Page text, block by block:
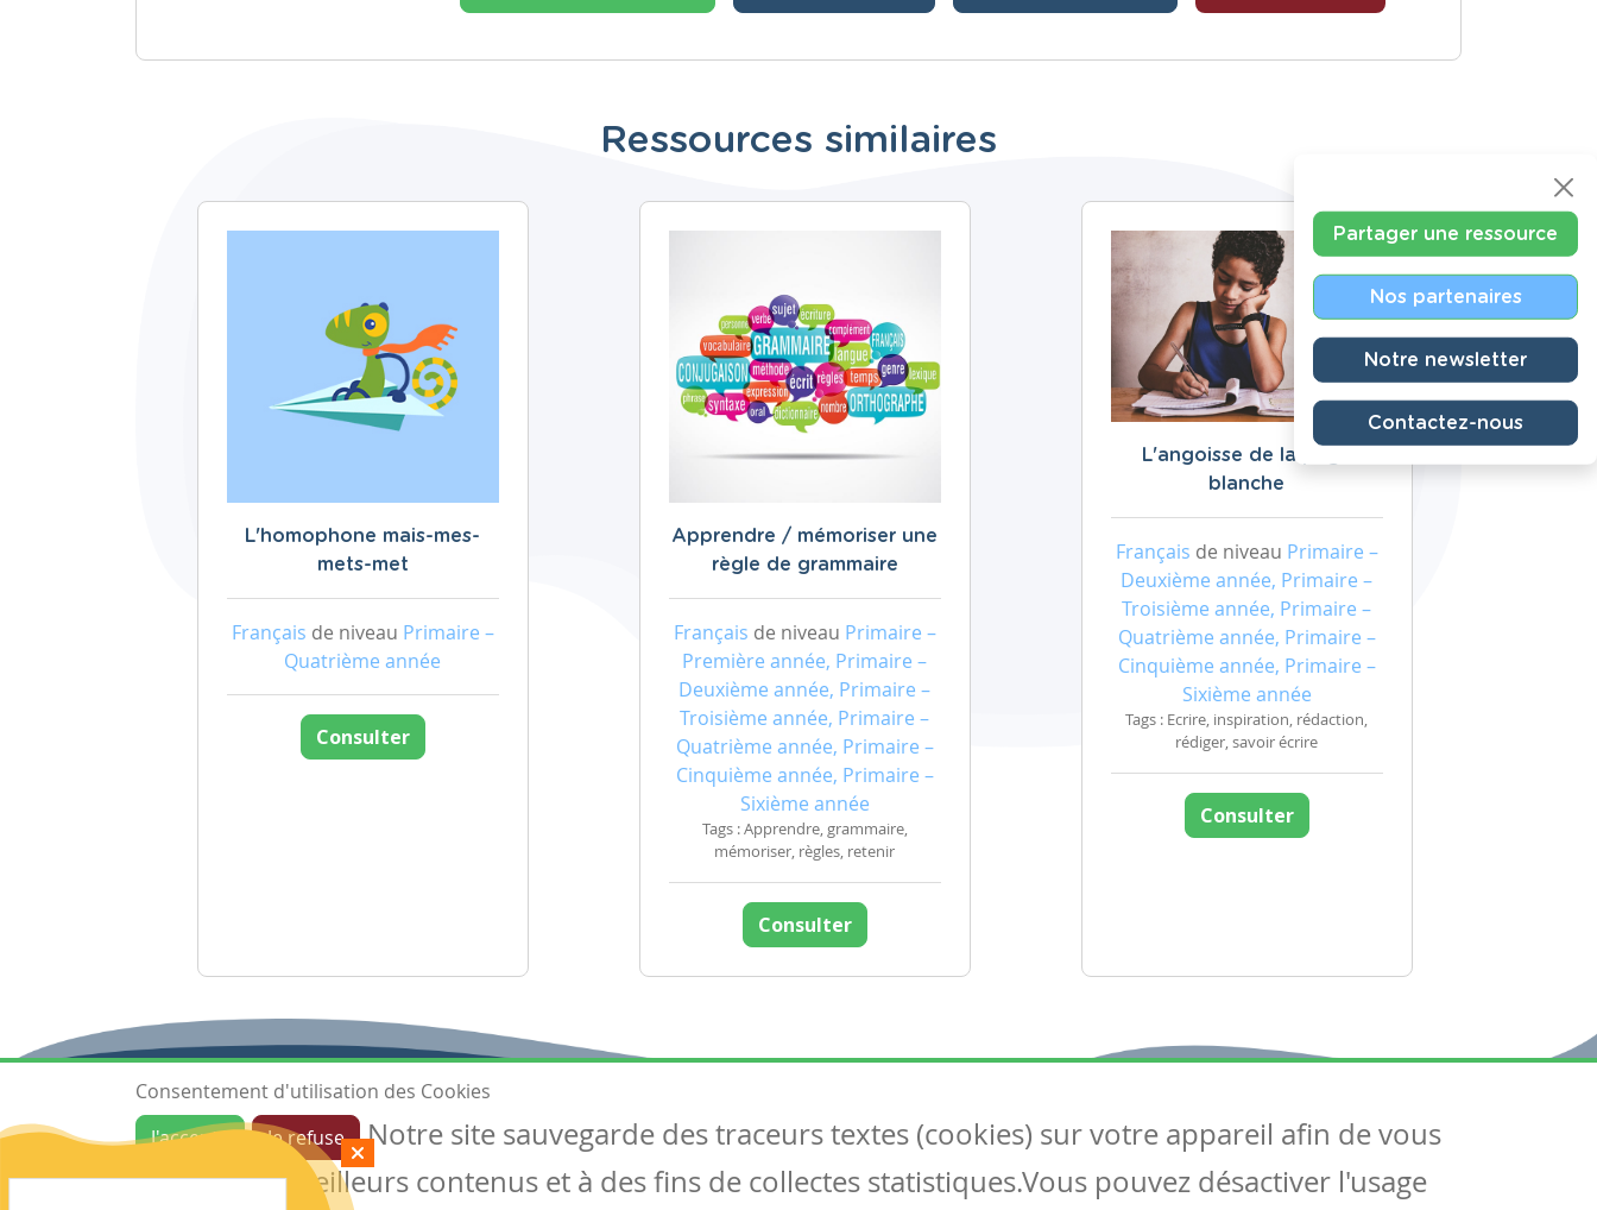
Ressources similaires
L'homophone mais-mes-
mets-met
Français de niveau Primaire –
Quatrième année
Consulter
Apprendre / mémoriser une
règle de grammaire
Français de niveau Primaire –
Première année, Primaire –
Deuxième année, Primaire –
Troisième année, Primaire –
Quatrième année, Primaire –
Cinquième année, Primaire –
Sixième année
Tags : Apprendre, grammaire,
mémoriser, règles, retenir
Consulter
L'angoisse de la page
blanche
Français de niveau Primaire –
Deuxième année, Primaire –
Troisième année, Primaire –
Quatrième année, Primaire –
Cinquième année, Primaire –
Sixième année
Tags : Ecrire, inspiration, rédaction,
rédiger, savoir écrire
Consulter
Partager une ressource
Nos partenaires
Notre newsletter
Contactez-nous
Ressources
Les ressources
Articles
Tous les articles
Suivez-nous
Contactez-nous
Consentement d'utilisation des Cookies
J'accepte
Je refuse
Notre site sauvegarde des traceurs textes (cookies) sur votre appareil afin de vous
garantir de meilleurs contenus et à des fins de collectes statistiques.Vous pouvez désactiver l'usage